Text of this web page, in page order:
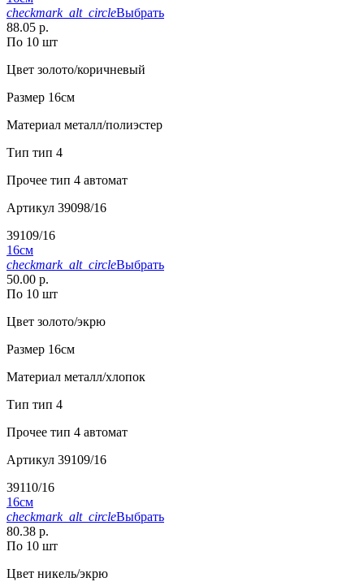
checkmark_alt_circleВыбрать
88.05 р.
По 10 шт
Цвет золото/коричневый
Размер 16см
Материал металл/полиэстер
Тип тип 4
Прочее тип 4 автомат
Артикул 39098/16
39109/16
16см
checkmark_alt_circleВыбрать
50.00 р.
По 10 шт
Цвет золото/экрю
Размер 16см
Материал металл/хлопок
Тип тип 4
Прочее тип 4 автомат
Артикул 39109/16
39110/16
16см
checkmark_alt_circleВыбрать
80.38 р.
По 10 шт
Цвет никель/экрю